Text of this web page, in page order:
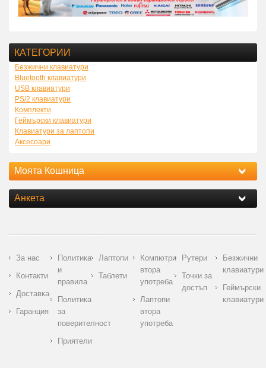
КАТЕГОРИИ
Безжични клавиатури
Bluetooth клавиатури
USB клавиатури
PS/2 клавиатури
Комплекти
Геймърски клавиатури
Клавиатури за лаптопи
Аксесоари
Моята Кошница
Анкета
За нас
Контакти
Доставка
Гаранция
Политика
и
правила
Политика
за
поверителност
Приятели
Лаптопи
Таблети
Компютри
втора
употреба
Лаптопи
втора
употреба
Рутери
Точки за
достъп
Безжични
клавиатури
Геймърски
клавиатури